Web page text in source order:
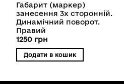
Габарит (маркер)
занесення 3х сторонній.
Динамічний поворот.
Правий
1250 грн
Додати в кошик